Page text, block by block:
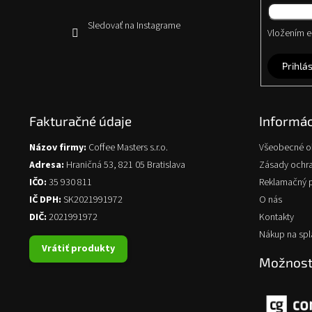
Sledovať na Instagrame
Vložením
Fakturačné údaje
Názov firmy: Coffee Masters s.r.o.
Adresa: Hraničná 53, 821 05 Bratislava
IČO: 35 930 811
IČ DPH: SK2021991972
DIČ: 2021991972
Vrátiť produkty
Všeobecné
Zásady
Reklamačný
O nás
Kontakty
Nákup na